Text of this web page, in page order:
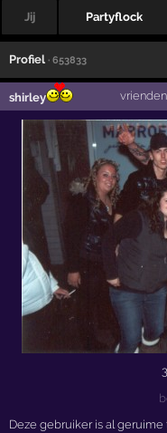
Jij Partyflock
Profiel · 653833
shirley vrienden
Deze gebruiker is al